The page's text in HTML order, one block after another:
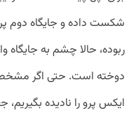
شکست داده و جایگاه دوم
ربوده، حالا چشم به‌ جایگاه
دوخته است. حتی اگر
ایکس پرو را نادیده